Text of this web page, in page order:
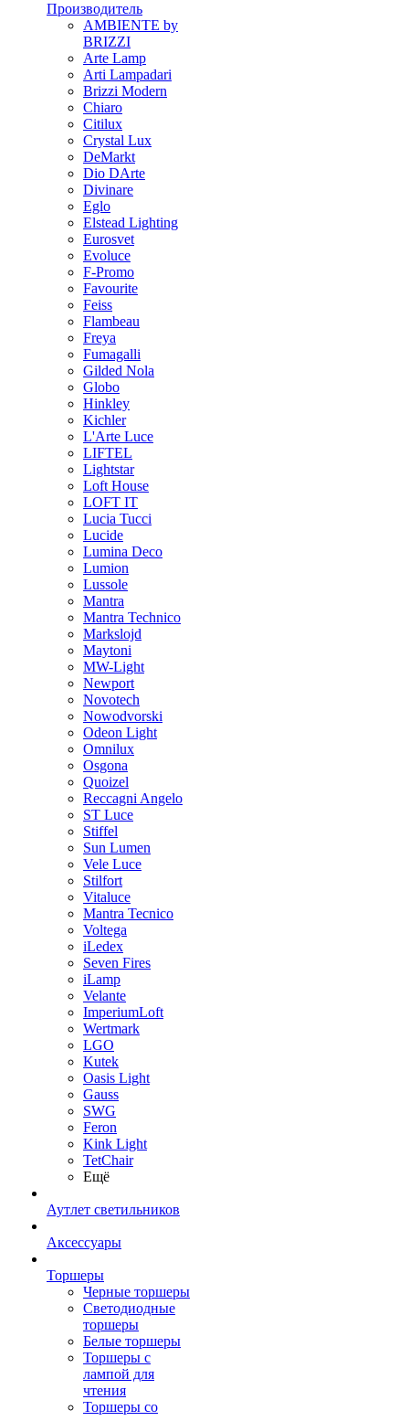
Производитель
AMBIENTE by
BRIZZI
Arte Lamp
Arti Lampadari
Brizzi Modern
Chiaro
Citilux
Crystal Lux
DeMarkt
Dio DArte
Divinare
Eglo
Elstead Lighting
Eurosvet
Evoluce
F-Promo
Favourite
Feiss
Flambeau
Freya
Fumagalli
Gilded Nola
Globo
Hinkley
Kichler
L'Arte Luce
LIFTEL
Lightstar
Loft House
LOFT IT
Lucia Tucci
Lucide
Lumina Deco
Lumion
Lussole
Mantra
Mantra Technico
Markslojd
Maytoni
MW-Light
Newport
Novotech
Nowodvorski
Odeon Light
Omnilux
Osgona
Quoizel
Reccagni Angelo
ST Luce
Stiffel
Sun Lumen
Vele Luce
Stilfort
Vitaluce
Mantra Tecnico
Voltega
iLedex
Seven Fires
iLamp
Velante
ImperiumLoft
Wertmark
LGO
Kutek
Oasis Light
Gauss
SWG
Feron
Kink Light
TetСhair
Ещё
Аутлет светильников
Аксессуары
Торшеры
Черные торшеры
Светодиодные
торшеры
Белые торшеры
Торшеры с
лампой для
чтения
Торшеры со